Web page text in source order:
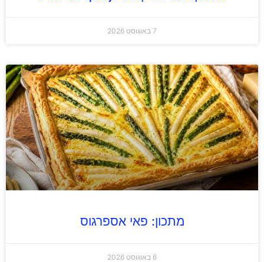
7 באוגוסט 2026
מתכון: פאי אספרגוס
6 באוגוסט 2026